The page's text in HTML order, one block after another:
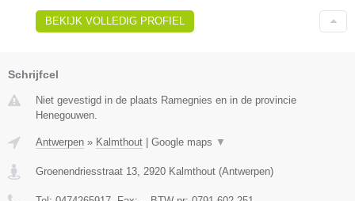
BEKIJK VOLLEDIG PROFIEL
Schrijfcel
Niet gevestigd in de plaats Ramegnies en in de provincie
Henegouwen.
Antwerpen » Kalmthout Google maps ▼
Groenendriesstraat 13, 2920 Kalmthout (Antwerpen)